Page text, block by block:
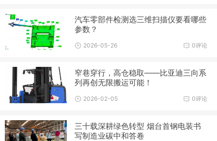
汽车零部件检测选三维扫描仪要看哪些
参数？
0评论
2026-05-26
窄巷穿行，高仓稳取——比亚迪三向系
列再创无限搬运可能！
0评论
2026-02-05
三十载深耕绿色转型 烟台首钢电装书
写制造业碳中和答卷